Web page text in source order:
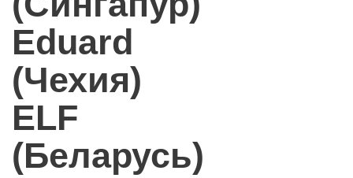
Eduard
(Чехия)
ELF
(Беларусь)